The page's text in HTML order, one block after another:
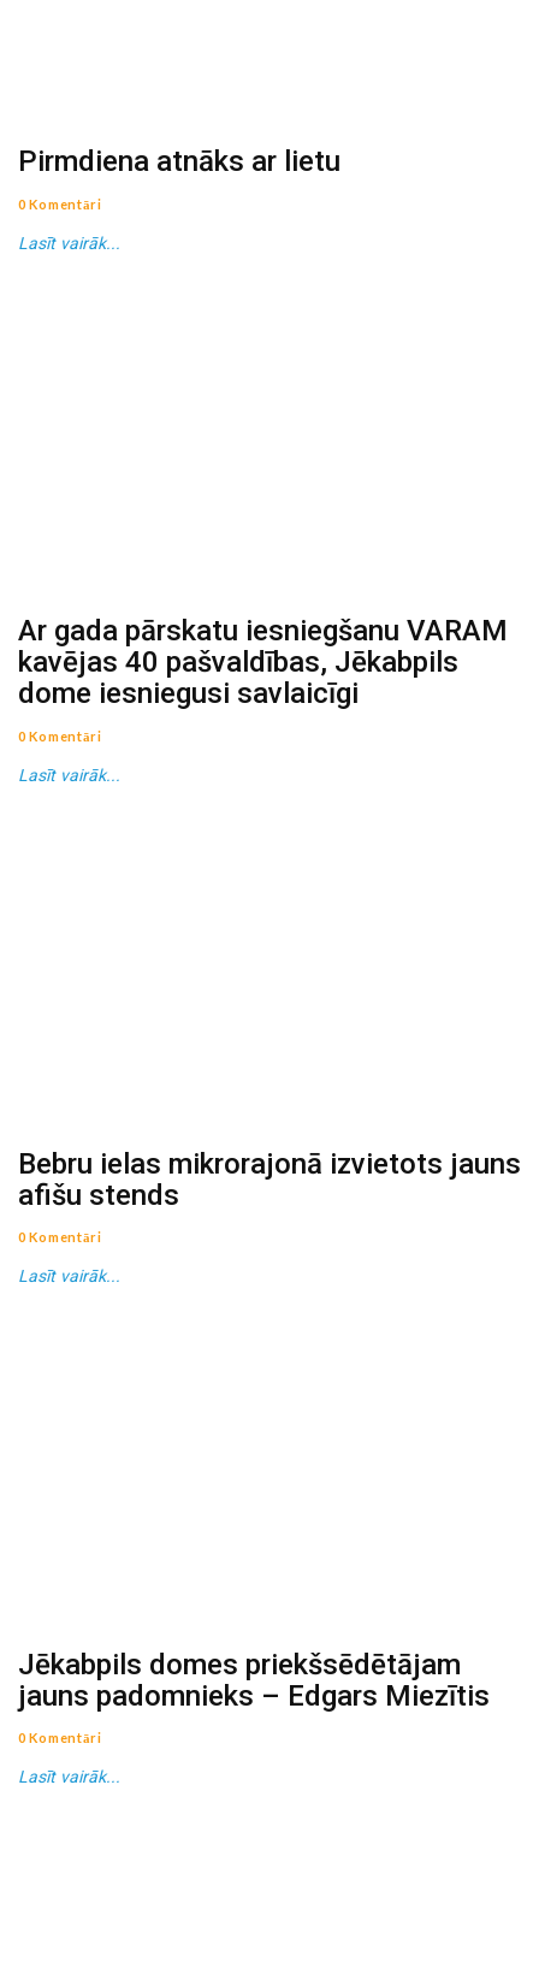
Pirmdiena atnāks ar lietu
0 Komentāri
Lasīt vairāk...
Ar gada pārskatu iesniegšanu VARAM
kavējas 40 pašvaldības, Jēkabpils
dome iesniegusi savlaicīgi
0 Komentāri
Lasīt vairāk...
Bebru ielas mikrorajonā izvietots jauns
afišu stends
0 Komentāri
Lasīt vairāk...
Jēkabpils domes priekšsēdētājam
jauns padomnieks – Edgars Miezītis
0 Komentāri
Lasīt vairāk...